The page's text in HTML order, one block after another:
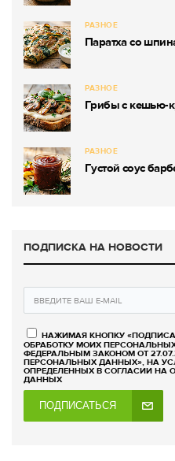
РАЗНОЕ
Паратха со
РАЗНОЕ
Грибы с кешью-
РАЗНОЕ
Густой соус
ПОДПИСКА НА НОВОСТИ
НАЖИМАЯ КНОПКУ
ОБРАБОТКУ МОИХ
ФЕДЕРАЛЬНЫМ ЗАКОНОМ ОТ
ПЕРСОНАЛЬНЫХ ДАННЫХ», НА
ОПРЕДЕЛЕННЫХ В СОГЛАСИИ НА
ДАННЫХ
ПОДПИСАТЬСЯ